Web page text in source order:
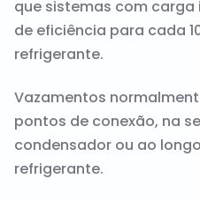
que sistemas com carga
de eficiência para cada
refrigerante.
Vazamentos
pontos de conexão, na
condensador ou ao
refrigerante.